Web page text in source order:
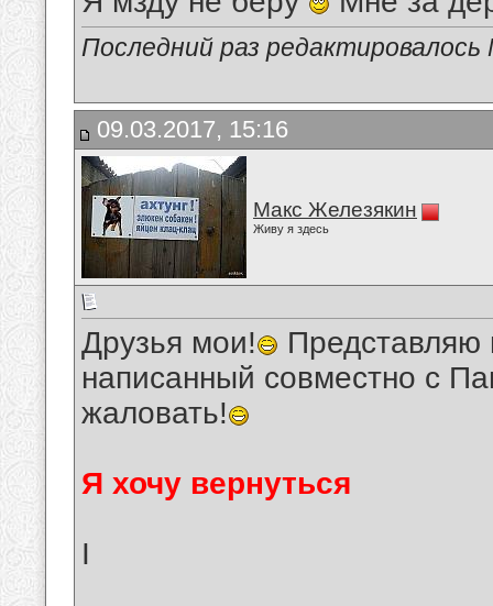
Последний раз
09.03.2017, 15:16
Макс Железякин
Живу я здесь
Друзья мои!
Представляю
написанный совместно с
жаловать!
Я хочу вернуться
I